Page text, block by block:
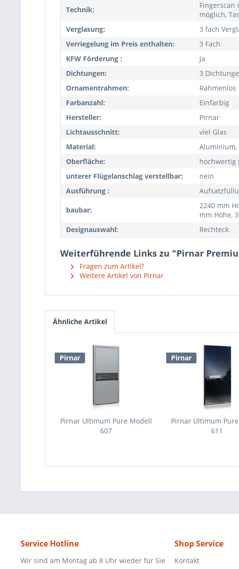
Technik:
Fingerscan
möglich,
Verglasung:
3 fach
Verriegelung im Preis enthalten:
3 Fach
KFW Förderung :
Ja
Dichtungen:
3
Ornamentrahmen:
Rahmenlos
Farbanzahl:
Einfarbig
Hersteller:
Pirnar
Lichtausschnitt:
viel Glas
Material:
Aluminium,
Oberfläche:
hochwertig
unterer Flügelanschlag verstellbar:
nein
Ausführung :
baubar:
2240 mm
mm Höhe,
Designauswahl:
Rechteck
Weiterführende Links zu "Pirnar
Fragen zum Artikel?
Weitere Artikel von Pirnar
Ähnliche Artikel
Pirnar
Pirnar Ultimum Pure Modell
607
Pirnar
Pirnar Ultimum
611
Service Hotline
Wir sind am Montag ab 8 Uhr wieder für Sie
Shop Service
Kontakt